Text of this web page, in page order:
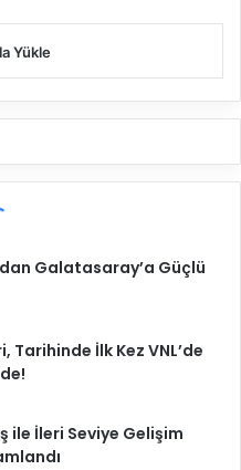
Yükle
Galatasaray’a Güçlü
Tarihinde İlk Kez VNL’de
ile İleri Seviye Gelişim